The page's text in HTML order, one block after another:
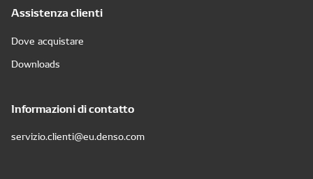
Assistenza clienti
Dove acquistare
Downloads
Informazioni di contatto
servizio.clienti@eu.denso.com